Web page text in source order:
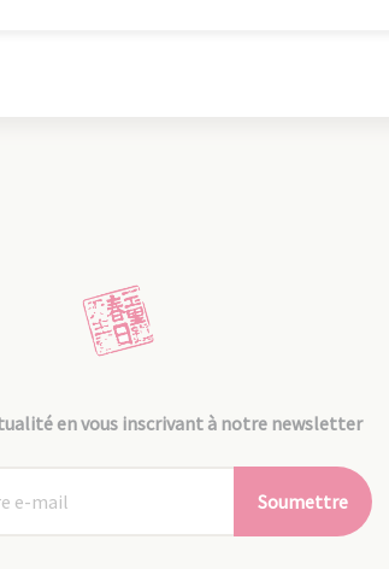
en vous inscrivant à notre newsletter
Soumettre